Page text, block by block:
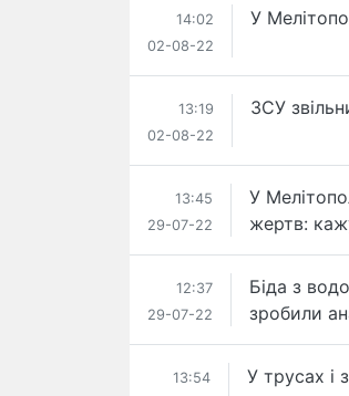
14:02
02-08-22
У
13:19
02-08-22
ЗСУ
13:45
29-07-22
У
жертв:
12:37
29-07-22
Біда з
зробили
13:54
У трусах і